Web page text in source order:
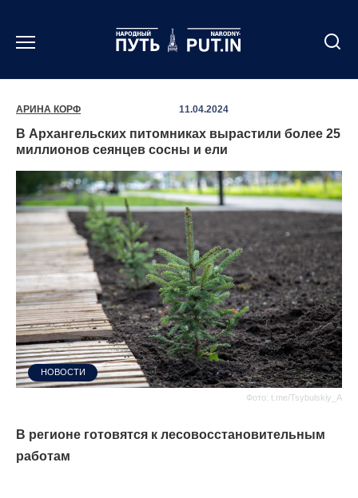
содержанию
АРИНА КОРФ 11.04.2024
В Архангельских питомниках вырастили более 25
миллионов сеянцев сосны и ели
Фото: t.me/Tsybulskiy_A
НОВОСТИ
В регионе готовятся к лесовосстановительным
работам